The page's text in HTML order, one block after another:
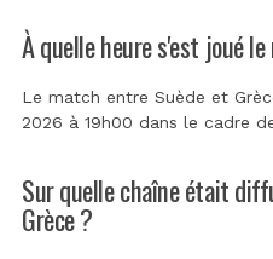
À quelle heure s'est joué
Le match entre Suède et
2026 à 19h00 dans le cadre
Sur quelle chaîne était
Grèce ?